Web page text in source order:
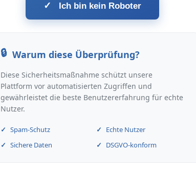
✓ Ich bin kein Roboter
Warum diese Überprüfung?
Diese Sicherheitsmaßnahme schützt unsere
Plattform vor automatisierten Zugriffen und
gewährleistet die beste Benutzererfahrung für echte
Nutzer.
Spam-Schutz
Echte Nutzer
Sichere Daten
DSGVO-konform